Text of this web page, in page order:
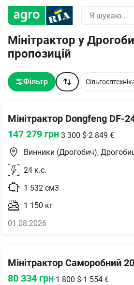
Мінітрактор у
пропозицій
Фільтр
Мінітрактор Dongfeng DF-
147 279 грн·3 300 $·2 849 €
Винники (Дрогобич),
24 к.с.
1 532 см3
1 150 кг
01.08.2026
Мінітрактор Саморобний
80 334 грн·1 800 $·1 554 €